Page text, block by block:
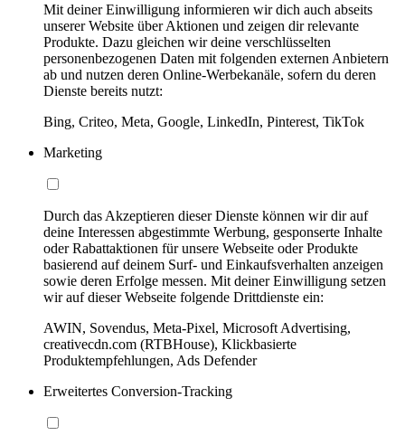
Mit deiner Einwilligung informieren wir dich auch abseits
unserer Website über Aktionen und zeigen dir relevante
Produkte. Dazu gleichen wir deine verschlüsselten
personenbezogenen Daten mit folgenden externen Anbietern
ab und nutzen deren Online-Werbekanäle, sofern du deren
Dienste bereits nutzt:
Bing, Criteo, Meta, Google, LinkedIn, Pinterest, TikTok
Marketing
Durch das Akzeptieren dieser Dienste können wir dir auf
deine Interessen abgestimmte Werbung, gesponserte Inhalte
oder Rabattaktionen für unsere Webseite oder Produkte
basierend auf deinem Surf- und Einkaufsverhalten anzeigen
sowie deren Erfolge messen. Mit deiner Einwilligung setzen
wir auf dieser Webseite folgende Drittdienste ein:
AWIN, Sovendus, Meta-Pixel, Microsoft Advertising,
creativecdn.com (RTBHouse), Klickbasierte
Produktempfehlungen, Ads Defender
Erweitertes Conversion-Tracking